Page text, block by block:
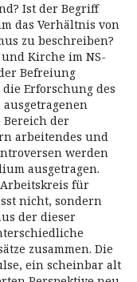
Ist der Begriff
das Verhältnis von
zu beschreiben?
Kirche im NS-
Befreiung
Erforschung des
ausgetragenen
der
arbeitendes und
werden
ausgetragen.
für
nicht, sondern
der dieser
zusammen. Die
ein scheinbar alt